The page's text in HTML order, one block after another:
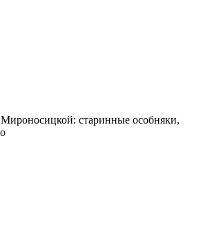
Мироносицкой: старинные особняки,